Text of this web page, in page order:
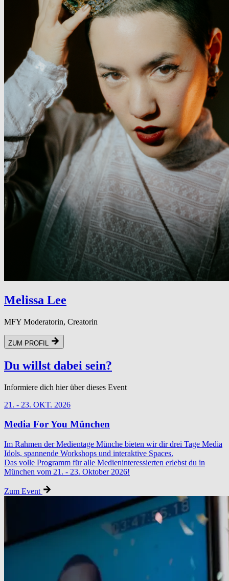
Melissa Lee
MFY Moderatorin, Creatorin
ZUM PROFIL
Du willst dabei sein?
Informiere dich hier über dieses Event
21. - 23. OKT. 2026
Media For You München
Im Rahmen der Medientage Münche bieten wir dir drei Tage Media
Idols, spannende Workshops und interaktive Spaces.
Das volle Programm für alle Medieninteressierten erlebst du in
München vom 21. - 23. Oktober 2026!
Zum Event